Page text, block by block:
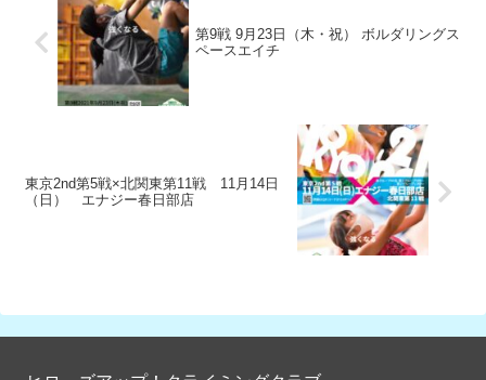
第9戦 9月23日（木・祝） ボルダリングス
ペースエイチ
東京2nd第5戦×北関東第11戦 11月14日
（日） エナジー春日部店